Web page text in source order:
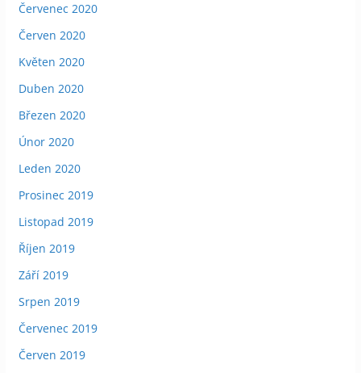
Červenec 2020
Červen 2020
Květen 2020
Duben 2020
Březen 2020
Únor 2020
Leden 2020
Prosinec 2019
Listopad 2019
Říjen 2019
Září 2019
Srpen 2019
Červenec 2019
Červen 2019